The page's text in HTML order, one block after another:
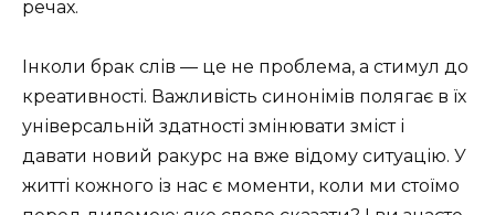
речах.
Інколи брак слів — це не проблема, а стимул до
креативності. Важливість синонімів полягає в їх
універсальній здатності змінювати зміст і
давати новий ракурс на вже відому ситуацію. У
житті кожного із нас є моменти, коли ми стоїмо